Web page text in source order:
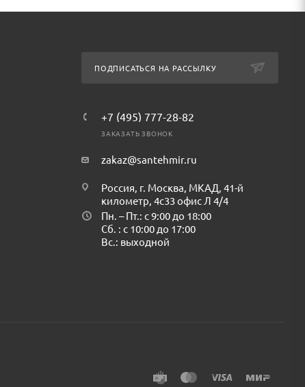
ПОДПИСАТЬСЯ НА РАССЫЛКУ
+7 (495) 777-28-82
ЗАКАЗАТЬ ЗВОНОК
zakaz@santehmir.ru
Россия, г. Москва, МКАД, 41-й
километр, 4с33 офис Л 4/4
Пн. – Пт.: с 9:00 до 18:00
Сб. : с 10:00 до 17:00
Вс.: выходной